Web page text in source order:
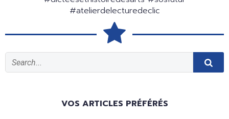
#atelierdelecturedeclic
VOS ARTICLES PRÉFÉRÉS